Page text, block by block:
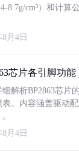
8.7g/cm³）和计算
8月4日
芯片各引脚功能
细解析BP2863芯片
表。内容涵盖驱动
8月4日